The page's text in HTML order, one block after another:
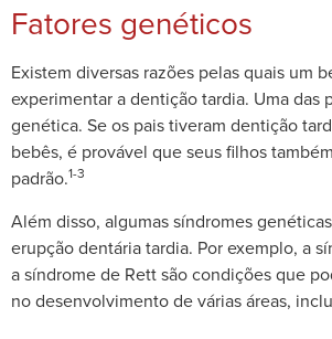
Fatores genéticos
Existem diversas razões pelas quais um
experimentar a dentição tardia. Uma das
genética. Se os pais tiveram dentição
bebês, é provável que seus filhos
padrão.1-3
Além disso, algumas síndromes
erupção dentária tardia. Por exemplo, a
a síndrome de Rett são condições que
no desenvolvimento de várias áreas,